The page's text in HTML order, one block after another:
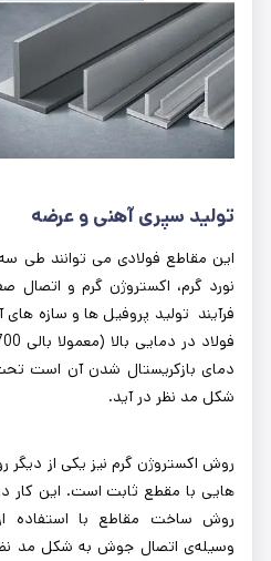
تولید سپری آهنی و عرضه
این مقاطع فولادی می توانند طی
نورد گرم، اکستروژن گرم و
فرآیند تولید پروفیل ها و سازه
دمای بازکریستال شدن آن است
شکل مد نظر در آید.
روش اکستروژن گرم نیز یکی از
هایی با مقطع ثابت است. این کار
روش ساخت مقاطع با استفاده
وسیله‌ی اتصال جوش به شکل مد